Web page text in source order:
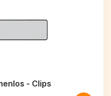
- Clips